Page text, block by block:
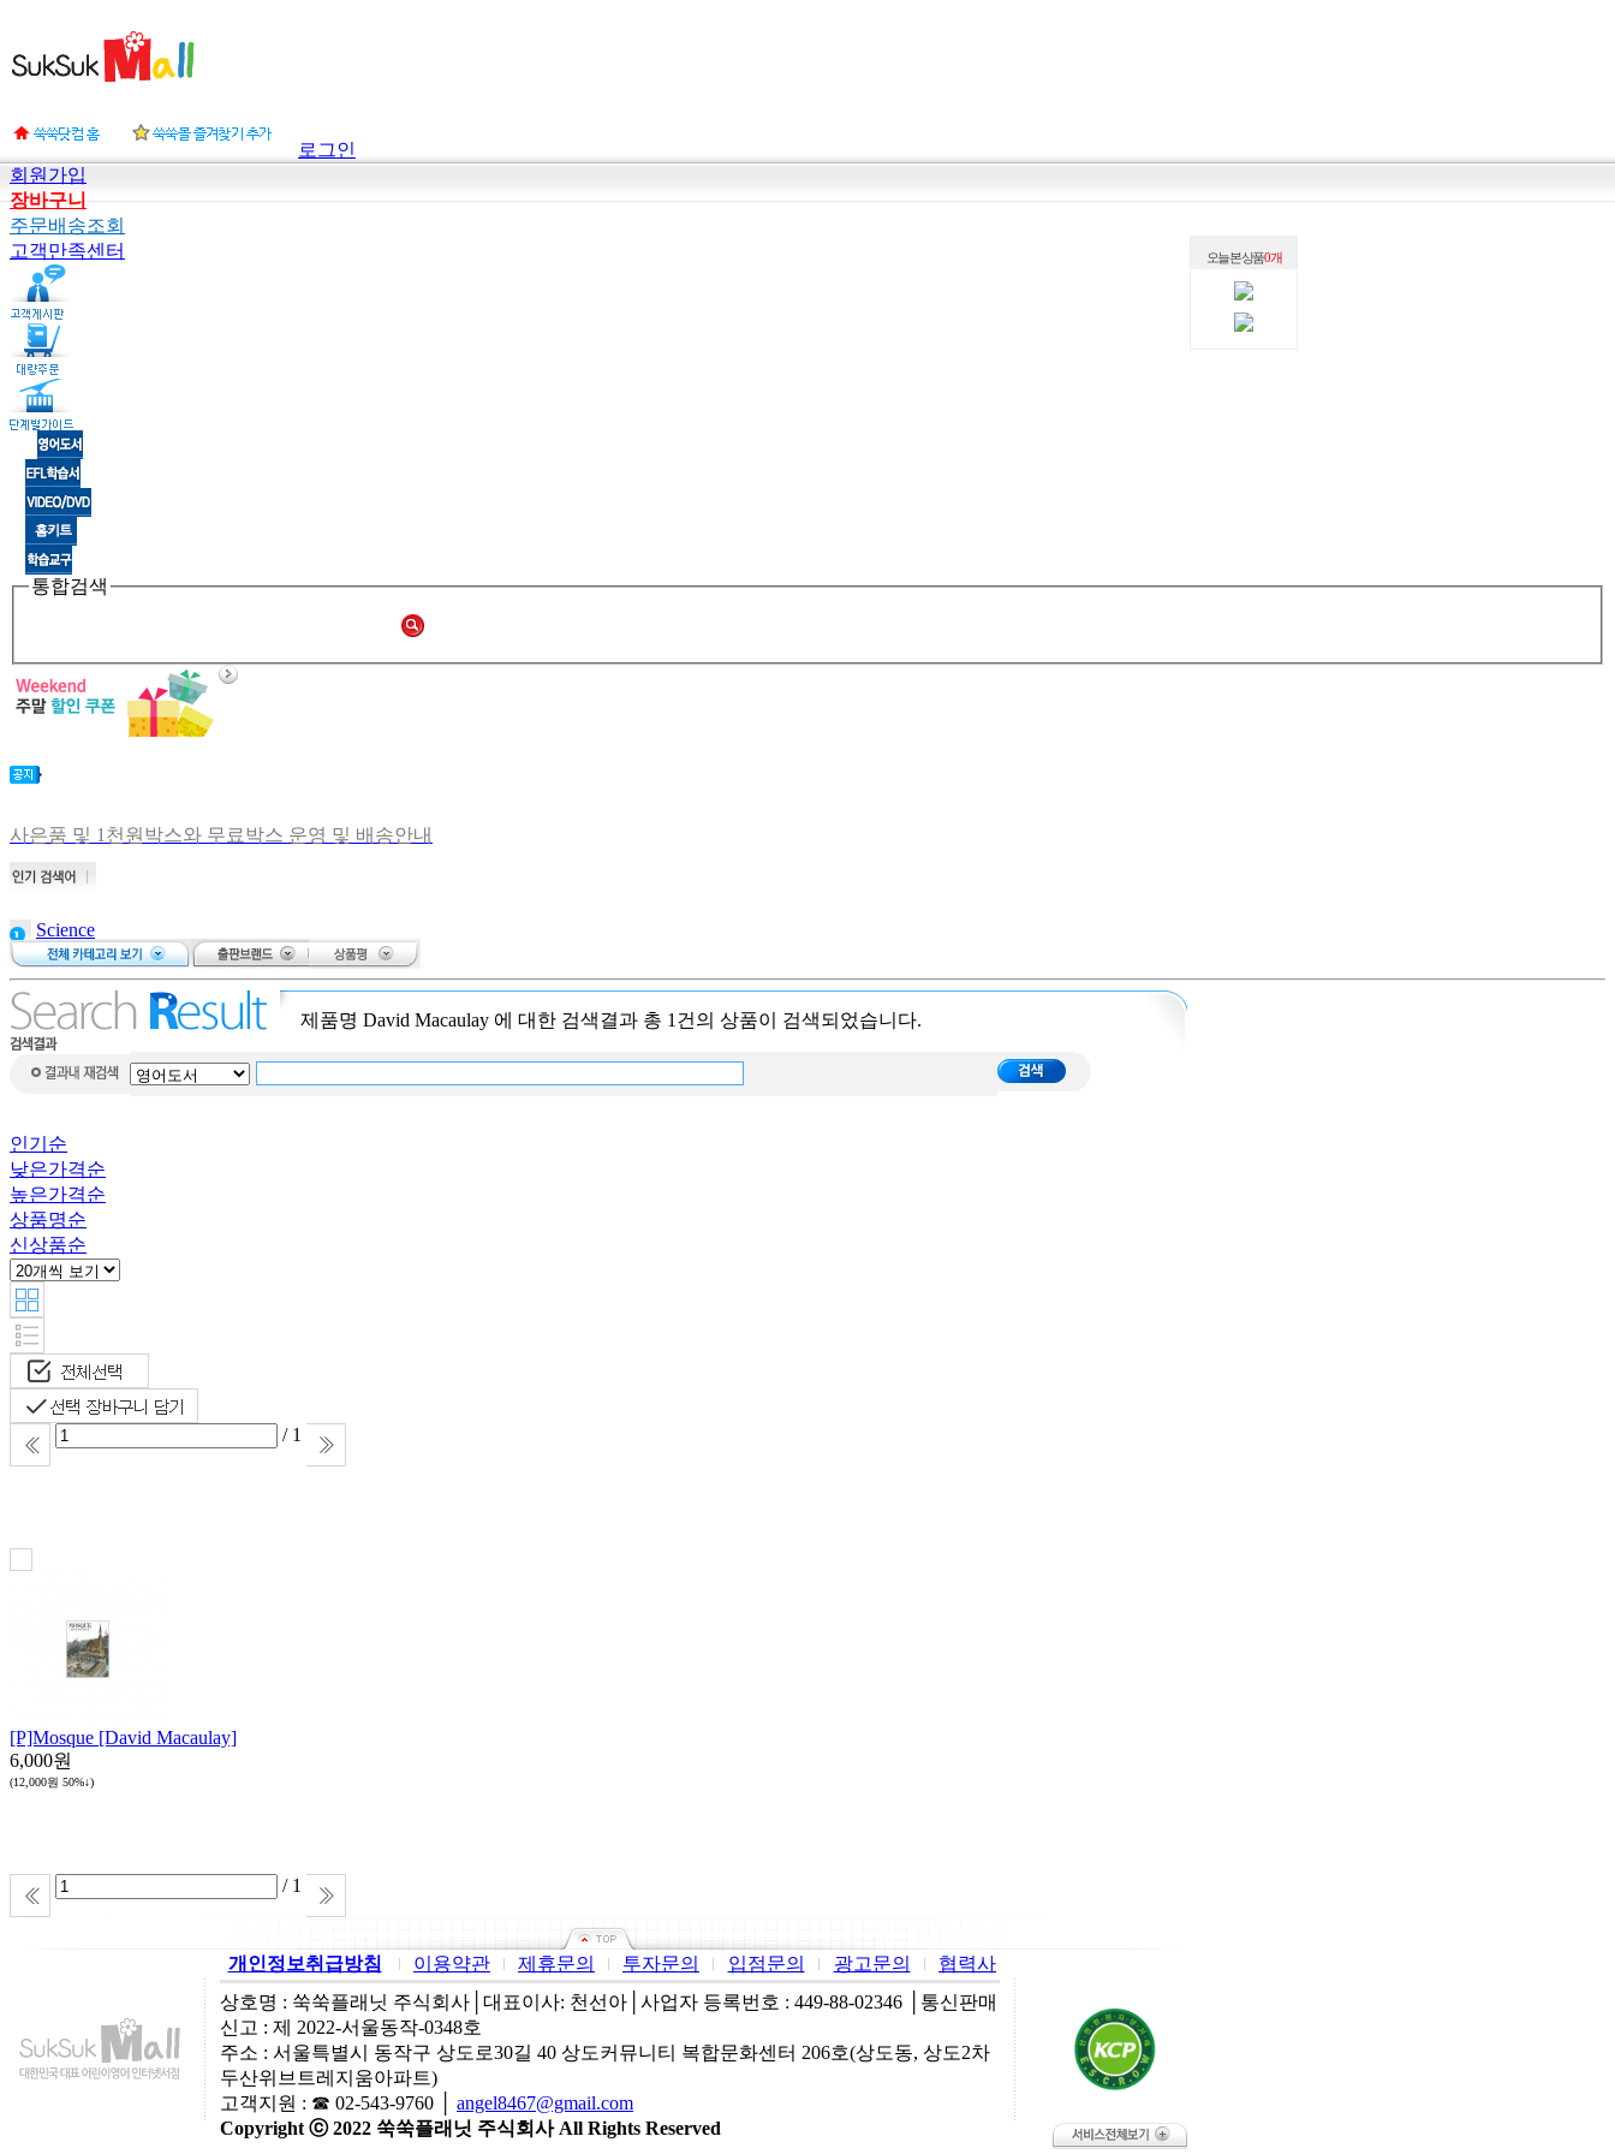
로그인
회원가입
장바구니
주문배송조회
고객만족센터
통합검색
사은품 및 1천원박스와 무료박스 운영 및 배송안내
[공지] 쑥쑥몰 재오픈합니다.
[중고샵] 명절 편의점 택배 배송안내
[중고샵] 2019년 11월 무이자 할부 안내
Science
brain puzzle
bike
Atalanta: The
Race Against
Little
Learner Packets
this is ilon
man
Warriors
All about
맥스 앤 루
비
제품명 David Macaulay 에 대한 검색결과 총 1건 의 상품이 검색되었습니다.
인기순
낮은가격순
높은가격순
상품명순
신상품순
/ 1
[P]Mosque [David Macaulay]
6,000원
(12,000원 50%↓)
/ 1
오늘 본 상품0 개
개인정보취급방침 이용약관 제휴문의 투자문의 입점문의 광고문의
협력사
상호명 : 쑥쑥플래닛 주식회사│대표이사: 천선아│사업자 등록번호 : 449-88-02346 │통신판매
신고 : 제 2022-서울동작-0348호
주소 : 서울특별시 동작구 상도로30길 40 상도커뮤니티 복합문화센터 206호(상도동, 상도2차
두산위브트레지움아파트)
고객지원 : ☎ 02-543-9760 │ angel8467@gmail.com
Copyright ⓒ 2022 쑥쑥플래닛 주식회사 All Rights Reserved